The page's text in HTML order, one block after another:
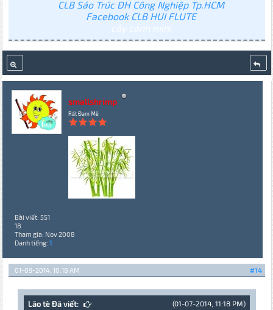
CLB Sáo Trúc ĐH Công Nghiệp Tp.HCM
Facebook CLB HUI FLUTE
cây cảnh mini
smallshrimp
Rất Đam Mê
Bài viết: 551
18
Tham gia: Nov 2008
Danh tiếng: 1
#14
01-09-2014, 10:18 AM
(01-07-2014, 11:18 PM)
Lão tè Đã viết: